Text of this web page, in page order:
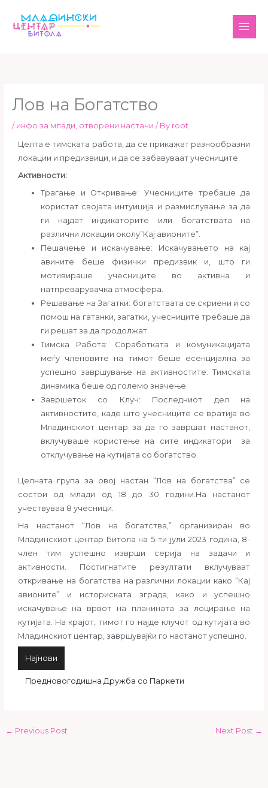
content
Лов на Богатство
/ инфо за млади отворени настани / By root
Целта е тимската работа, да се прикажат разнообразни
локации и предизвици, и да се забавуваат учесниците.
Активности:
Трагање и Откривање: Учесниците требаше да
користат својата интуиција и размислување за да
ги најдат индикаторите или богатствата на
различни локации околу”Кај авионите”.
Пешачење и искачување: Искачувањето на кај
авините беше физички предизвик и, што ги
мотивираше учесниците во активна и
натпреварувачка атмосфера.
Решавање на Загатки: богатствата се скриени и со
помош на гатанки, загатки, учесниците требаше да
ги решат за да продолжат.
Тимска Работа: Соработката и комуникацијата
меѓу членовите на тимот беше есенцијална за
успешно завршување на активностите. Тимската
динамика беше од големо значење.
Завршеток со Клуч: Последниот дел на
активностите, каде што учесниците се вратија во
Младинскиот центар за да го завршат настанот,
вклучуваше користење на сите индикатори за
отклучување на кутијата со богатство.
Целната група за овој настан “Лов на богатства” се
состои од млади од 18 до 30 години.На настанот
учествуваа 8 учесници.
На настанот “Лов на богатства,” организиран во
Младинскиот центар Битола на 5-ти јули 2023 година, 8-
член тим успешно изврши серија на задачи и
активности. Постигнатите резултати вклучуваат
откривање на богатства на различни локации како “Кај
авионите” и историската зграда, како и успешно
искачување на врвот на планината за лоцирање на
кутијата. На крајот, тимот го најде клучот од кутијата во
Младинскиот центар, завршувајќи го настанот успешно.
Најнови
Предновогодишна Дружба со Паркети
← Previous Post Next Post →